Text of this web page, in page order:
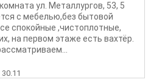
ул. Металлургов, 53, 5
с мебелью,без бытовой
спокойные ,чистоплотные,
на первом этаже есть вахтёр.
30.11